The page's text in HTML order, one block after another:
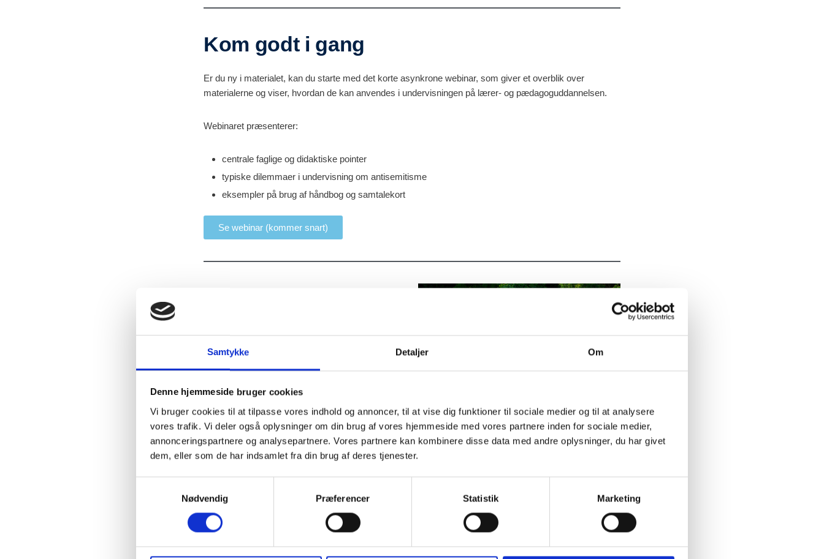
Samtykke Detaljer Om
Denne hjemmeside bruger cookies
Vi bruger cookies til at tilpasse vores indhold og annoncer, til at vise dig funktioner til sociale medier og til at analysere
vores trafik. Vi deler også oplysninger om din brug af vores hjemmeside med vores partnere inden for sociale medier,
annonceringspartnere og analysepartnere. Vores partnere kan kombinere disse data med andre oplysninger, du har givet
dem, eller som de har indsamlet fra din brug af deres tjenester.
Nødvendig
Præferencer Statistik Marketing
Kom godt i gang
Er du ny i materialet, kan du starte med det korte asynkrone webinar, som giver et overblik over
materialerne og viser, hvordan de kan anvendes i undervisningen på lærer- og pædagoguddannelsen.
Webinaret præsenterer:
centrale faglige og didaktiske pointer
typiske dilemmaer i undervisning om antisemitisme
eksempler på brug af håndbog og samtalekort
Se webinar (kommer snart)
om, hvordan du kan genkende og imødegå
antisemitisme i undervisningen. Formålet er at
at planlægge og gennemføre undervisning om had
Håndbogen introducerer antisemitisme i en
historisk og nutidig kontekst og præsenterer
en materialebank med kilder og links til videre
arbejde.
Download håndbog (PDF)